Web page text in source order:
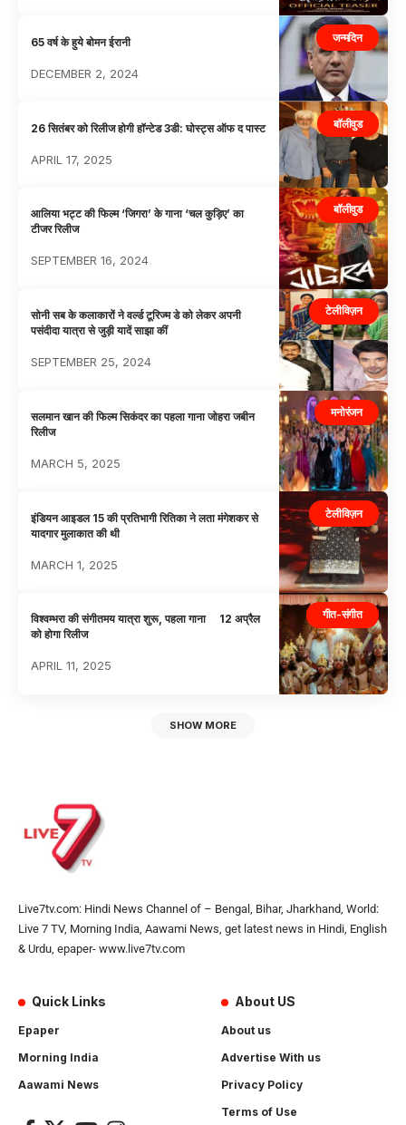
जन्मदिन
65 वर्ष के हुये बोमन ईरानी
DECEMBER 2, 2024
बॉलीवुड
26 सितंबर को रिलीज होगी हॉन्टेड 3डी: घोस्ट्स ऑफ द पास्ट
APRIL 17, 2025
बॉलीवुड
आलिया भट्ट की फिल्म ‘जिगरा’ के गाना ‘चल कुड़िए’ का
टीजर रिलीज
SEPTEMBER 16, 2024
टेलीविज़न
सोनी सब के कलाकारों ने वर्ल्ड टूरिज्म डे को लेकर अपनी
पसंदीदा यात्रा से जुड़ी यादें साझा कीं
SEPTEMBER 25, 2024
मनोरंजन
सलमान खान की फिल्म सिकंदर का पहला गाना जोहरा जबीन
रिलीज
MARCH 5, 2025
टेलीविज़न
इंडियन आइडल 15 की प्रतिभागी रितिका ने लता मंगेशकर से
यादगार मुलाकात की थी
MARCH 1, 2025
गीत-संगीत
विश्वम्भरा की संगीतमय यात्रा शुरू, पहला गाना 12 अप्रैल
को होगा रिलीज
APRIL 11, 2025
SHOW MORE
Live7tv.com: Hindi News Channel of – Bengal, Bihar, Jharkhand, World:
Live 7 TV, Morning India, Aawami News, get latest news in Hindi, English
& Urdu, epaper- www.live7tv.com
Quick Links
Epaper
Morning India
Aawami News
About US
About us
Advertise With us
Privacy Policy
Terms of Use